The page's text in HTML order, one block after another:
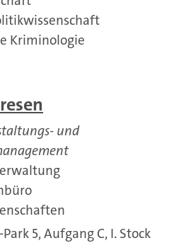
Kriminologie
und
5, Aufgang C, I. Stock